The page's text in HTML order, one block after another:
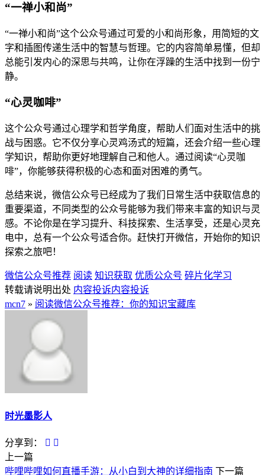
“一禅小和尚”
“一禅小和尚”这个公众号通过可爱的小和尚形象，用简短的文
字和插图传递生活中的智慧与哲理。它的内容简单易懂，但却
总能引发内心的深思与共鸣，让你在浮躁的生活中找到一份宁
静。
“心灵咖啡”
这个公众号通过心理学和哲学角度，帮助人们面对生活中的挑
战与困惑。它不仅分享心灵鸡汤式的短篇，还会介绍一些心理
学知识，帮助你更好地理解自己和他人。通过阅读“心灵咖
啡”，你能够获得积极的心态和面对困难的勇气。
总结来说，微信公众号已经成为了我们日常生活中获取信息的
重要渠道，不同类型的公众号能够为我们带来丰富的知识与灵
感。不论你是在学习提升、科技探索、生活享受，还是心灵充
电中，总有一个公众号适合你。赶快打开微信，开始你的知识
探索之旅吧！
微信公众号推荐 阅读 知识获取 优质公众号 碎片化学习
转载请说明出处 内容投诉内容投诉
mcn7 » 阅读微信公众号推荐：你的知识宝藏库
时光墨影人
分享到：
上一篇
哔哩哔哩如何直播手游：从小白到大神的详细指南
下一篇